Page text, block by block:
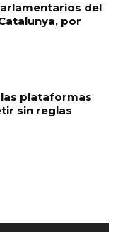
del
por
las plataformas
sin reglas